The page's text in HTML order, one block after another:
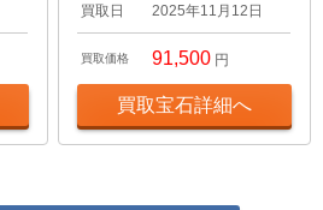
買取日 2025年11月12日
買取価格 91,500 円
買取宝石詳細へ